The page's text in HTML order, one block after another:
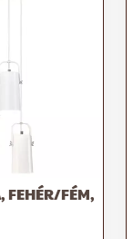
FEHÉR/FÉM,